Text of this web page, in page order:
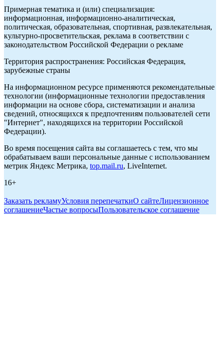
Примерная тематика и (или) специализация:
информационная, информационно-аналитическая,
политическая, образовательная, спортивная, развлекательная,
культурно-просветительская, реклама в соответствии с
законодательством Российской Федерации о рекламе
Территория распространения: Российская Федерация,
зарубежные страны
На информационном ресурсе применяются рекомендательные
технологии (информационные технологии предоставления
информации на основе сбора, систематизации и анализа
сведений, относящихся к предпочтениям пользователей сети
"Интернет", находящихся на территории Российской
Федерации).
Во время посещения сайта вы соглашаетесь с тем, что мы
обрабатываем ваши персональные данные с использованием
метрик Яндекс Метрика, top.mail.ru, LiveInternet.
16+
Заказать рекламуУсловия перепечаткиО сайтеЛицензионное
соглашениеЧастые вопросыПользовательское соглашение